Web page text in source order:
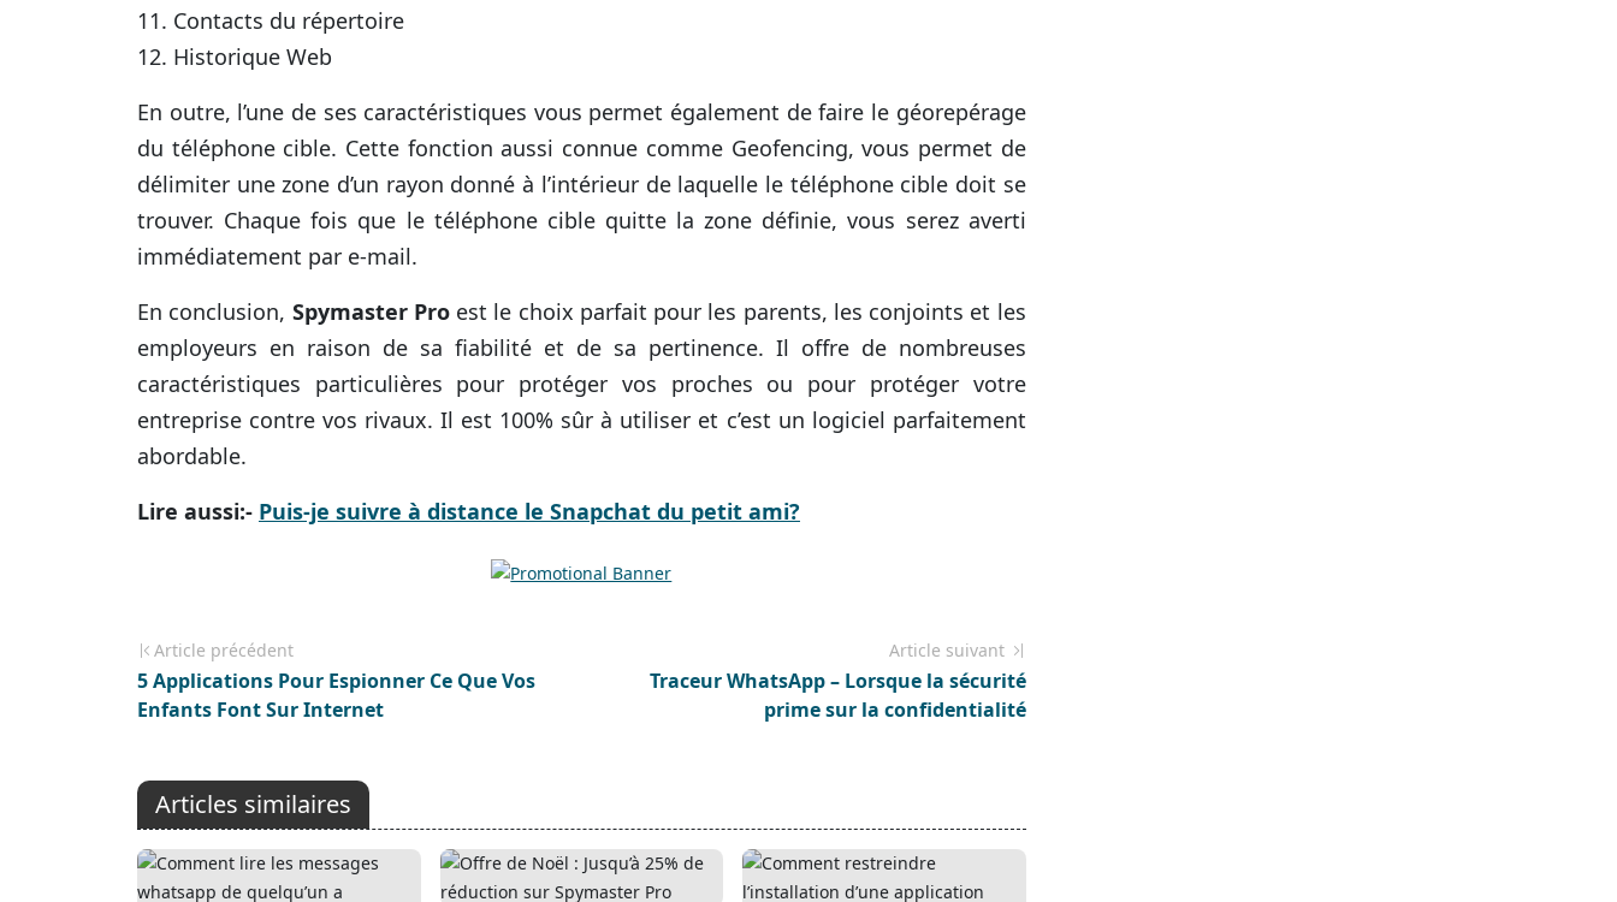
11. Contacts du répertoire
12. Historique Web
En outre, l’une de ses caractéristiques vous permet également de faire le géorepérage
du téléphone cible. Cette fonction aussi connue comme Geofencing, vous permet de
délimiter une zone d’un rayon donné à l’intérieur de laquelle le téléphone cible doit se
trouver. Chaque fois que le téléphone cible quitte la zone définie, vous serez averti
immédiatement par e-mail.
En conclusion, Spymaster Proest le choix parfait pour les parents, les conjoints et les
employeurs en raison de sa fiabilité et de sa pertinence. Il offre de nombreuses
caractéristiques particulières pour protéger vos proches ou pour protéger votre
entreprise contre vos rivaux. Il est 100% sûr à utiliser et c’est un logiciel parfaitement
abordable.
Lire aussi:- Puis-je suivre à distance le Snapchat du petit ami?
Article précédent
5 Applications Pour Espionner Ce Que Vos
Enfants Font Sur Internet
Article suivant
Traceur WhatsApp – Lorsque la sécurité
prime sur la confidentialité
Articles similaires